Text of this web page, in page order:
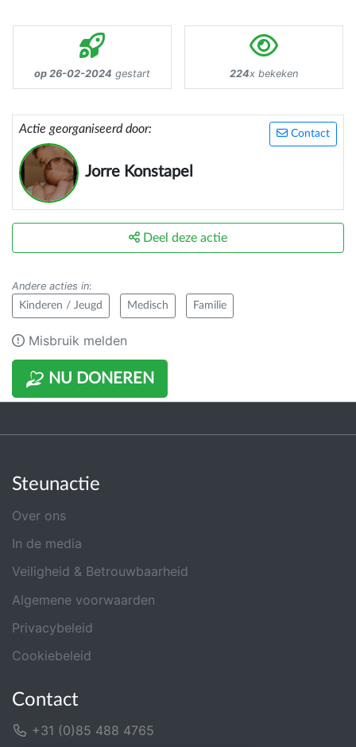
op 26-02-2024 gestart 224x bekeken
Contact
Actie georganiseerd door:
Jorre Konstapel
NU DONEREN
Deel deze actie
Andere acties in:
Kinderen / Jeugd Medisch Familie
Misbruik melden
Steunactie
Over ons
In de media
Veiligheid & Betrouwbaarheid
Algemene voorwaarden
Privacybeleid
Cookiebeleid
Contact
+31 (0)85 488 4765